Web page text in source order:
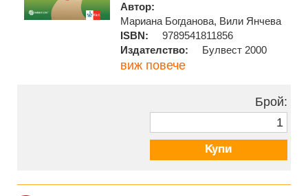
Автор:
Мариана Богданова, Вили Янчева
ISBN:
9789541811856
Издателство:
Булвест 2000
виж повече
Брой:
Купи